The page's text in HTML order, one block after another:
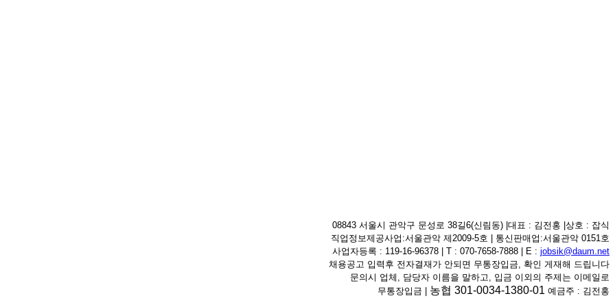
08843 서울시 관악구 문성로 38길6(신림동) |대표 : 김전홍 |상호 : 잡식
직업정보제공사업:서울관악 제2009-5호 | 통신판매업:서울관악 0151호
사업자등록 : 119-16-96378 | T : 070-7658-7888 | E : jobsik@daum.net
채용공고 입력후 전자결재가 안되면 무통장입금, 확인 게재해 드립니다
문의시 업체, 담당자 이름을 말하고, 입금 이외의 주제는 이메일로
무통장입금 | 농협 301-0034-1380-01 예금주 : 김전홍